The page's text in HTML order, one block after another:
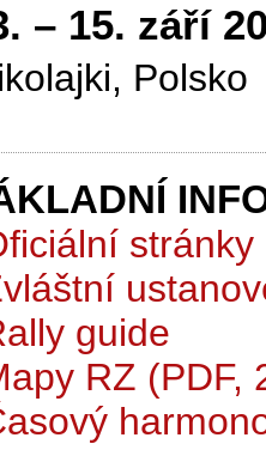
– 15. září
Polsko
stránky
guide
RZ (PDF,